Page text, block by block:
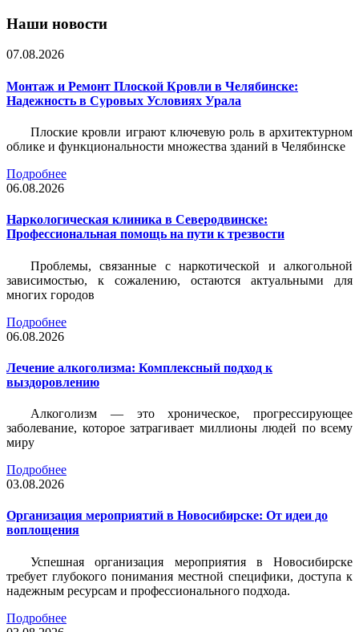
Наши новости
07.08.2026
Монтаж и Ремонт Плоской Кровли в Челябинске:
Надежность в Суровых Условиях Урала
Плоские кровли играют ключевую роль в архитектурном
облике и функциональности множества зданий в Челябинске
Подробнее
06.08.2026
Наркологическая клиника в Северодвинске:
Профессиональная помощь на пути к трезвости
Проблемы, связанные с наркотической и алкогольной
зависимостью, к сожалению, остаются актуальными для
многих городов
Подробнее
06.08.2026
Лечение алкоголизма: Комплексный подход к
выздоровлению
Алкоголизм — это хроническое, прогрессирующее
заболевание, которое затрагивает миллионы людей по всему
миру
Подробнее
03.08.2026
Организация мероприятий в Новосибирске: От идеи до
воплощения
Успешная организация мероприятия в Новосибирске
требует глубокого понимания местной специфики, доступа к
надежным ресурсам и профессионального подхода.
Подробнее